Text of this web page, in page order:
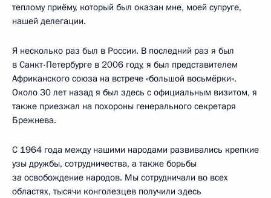
теплому приёму, который был оказан мне, моей супруге,
нашей делегации.
Я несколько раз был в России. В последний раз я был
в Санкт-Петербурге в 2006 году, я был представителем
Африканского союза на встрече «большой восьмёрки».
Около 30 лет назад я был здесь с официальным визитом, я
также приезжал на похороны генерального секретаря
Брежнева.
С 1964 года между нашими народами развивались крепкие
узы дружбы, сотрудничества, а также борьбы
за освобождение народов. Мы сотрудничали во всех
областях, тысячи конголезцев получили здесь